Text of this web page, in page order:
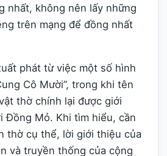
nhất, không nên lấy những
trên mạng để đồng nhất
phát từ việc một số hình
Cô Mười”, trong khi tên
thờ chính lại được giới
Đồng Mỏ. Khi tìm hiểu, cần
thờ cụ thể, lời giới thiệu của
và truyền thống của cộng